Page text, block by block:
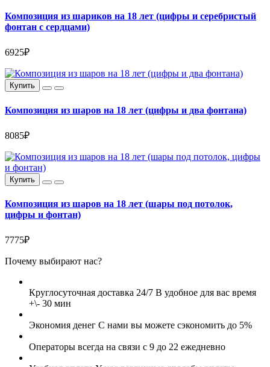
Композиция из шариков на 18 лет (цифры и серебристый
фонтан с сердцами)
6925₽
Купить
Композиция из шаров на 18 лет (цифры и два фонтана)
8085₽
Купить
Композиция из шаров на 18 лет (шары под потолок,
цифры и фонтан)
7775₽
Почему выбирают нас?
Круглосуточная доставка 24/7 В удобное для вас время
+\- 30 мин
Экономия денег С нами вы можете сэкономить до 5%
Операторы всегда на связи с 9 до 22 ежедневно